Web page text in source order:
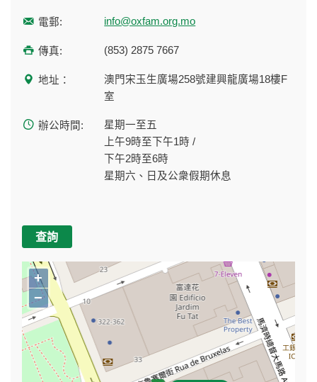
電郵: info@oxfam.org.mo
傳真: (853) 2875 7667
地址：
澳門宋玉生廣場258號建興龍廣場18樓F
室
辦公時間:
星期一至五
上午9時至下午1時 /
下午2時至6時
星期六、日及公衆假期休息
查詢
+
−